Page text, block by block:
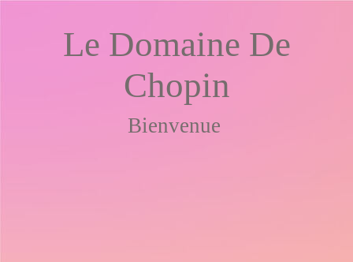
Le Domaine De
Chopin
Bienvenue